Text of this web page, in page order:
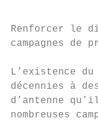
Renforcer le
campagnes de
L’existence
décennies à
d’antenne
nombreuses